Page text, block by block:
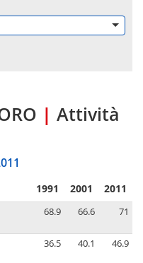
| Attività
1991 2001 2011
68.9 66.6 71
36.5 40.1 46.9